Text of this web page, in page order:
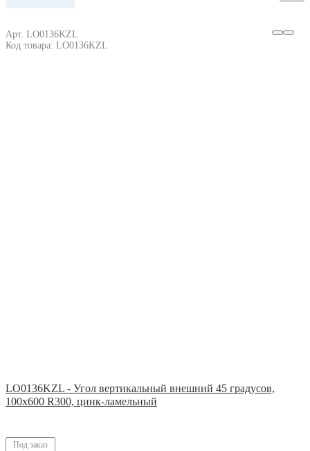
Арт. LO0136KZL
Код товара: LO0136KZL
LO0136KZL - Угол вертикальный внешний 45 градусов,
100х600 R300, цинк-ламельный
Под заказ